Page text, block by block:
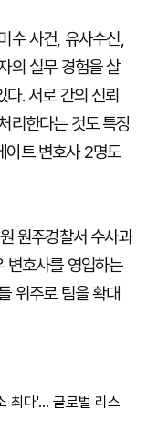
수 사건, 유사수신,
의 실무 경험을 살
. 서로 간의 신뢰
리한다는 것도 특징
이트 변호사 2명도
원주경찰서 수사과
변호사를 영입하는
위주로 팀을 확대
최다'… 글로벌 리스